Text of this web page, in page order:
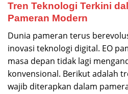
Tren Teknologi Terkini
Pameran Modern
Dunia pameran terus
inovasi teknologi digital. EO
masa depan tidak lagi
konvensional. Berikut adalah
wajib diterapkan dalam